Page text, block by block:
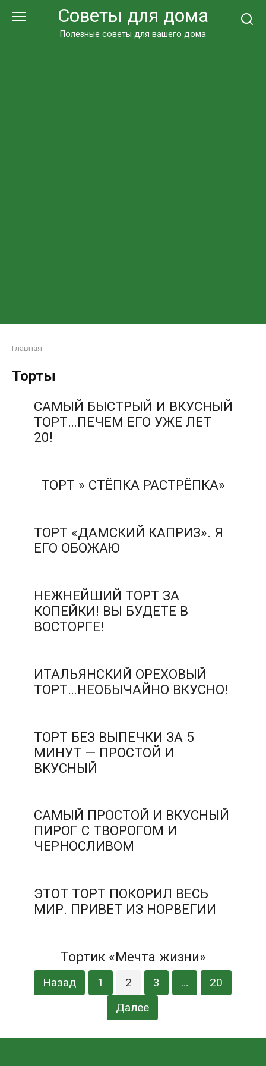
Советы для дома
Полезные советы для вашего дома
Главная
Торты
САМЫЙ БЫСТРЫЙ И ВКУСНЫЙ
ТОРТ…ПЕЧЕМ ЕГО УЖЕ ЛЕТ
20!
ТОРТ » СТЁПКА РАСТРЁПКА»
ТОРТ «ДАМСКИЙ КАПРИЗ». Я
ЕГО ОБОЖАЮ
НЕЖНЕЙШИЙ ТОРТ ЗА
КОПЕЙКИ! ВЫ БУДЕТЕ В
ВОСТОРГЕ!
ИТАЛЬЯНСКИЙ ОРЕХОВЫЙ
ТОРТ…НЕОБЫЧАЙНО ВКУСНО!
ТОРТ БЕЗ ВЫПЕЧКИ ЗА 5
МИНУТ — ПРОСТОЙ И
ВКУСНЫЙ
САМЫЙ ПРОСТОЙ И ВКУСНЫЙ
ПИРОГ С ТВОРОГОМ И
ЧЕРНОСЛИВОМ
ЭТОТ ТОРТ ПОКОРИЛ ВЕСЬ
МИР. ПРИВЕТ ИЗ НОРВЕГИИ
Тортик «Мечта жизни»
ПагинацияНазад 1 2 3 …
20
Далее